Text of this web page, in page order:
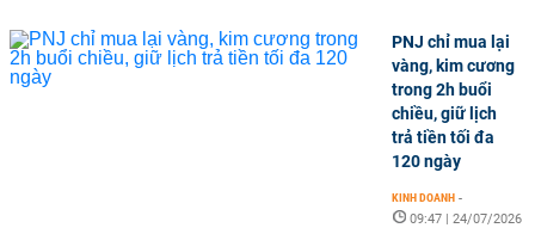
PNJ chỉ mua lại
vàng, kim cương
trong 2h buổi
chiều, giữ lịch
trả tiền tối đa
120 ngày
KINH DOANH -
09:47 | 24/07/2026